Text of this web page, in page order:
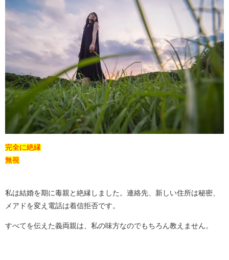
完全に絶縁
無視
私は結婚を期に毒親と絶縁しました。連絡先、新しい住所は秘密、
メアドを変え電話は着信拒否です。
すべてを伝えた義両親は、私の味方なのでもちろん教えません。